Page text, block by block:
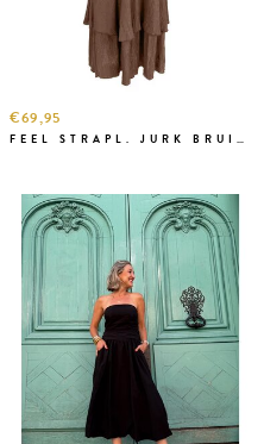
€69,95
FEEL STRAPL. JURK BRUIN LANG